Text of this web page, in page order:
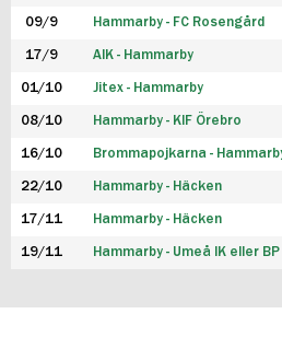
09/9 Hammarby - FC Rosengård
17/9 AIK - Hammarby
01/10 Jitex - Hammarby
08/10 Hammarby - KIF Örebro
16/10 Brommapojkarna -
22/10 Hammarby - Häcken
17/11 Hammarby - Häcken
19/11 Hammarby - Umeå IK eller BP